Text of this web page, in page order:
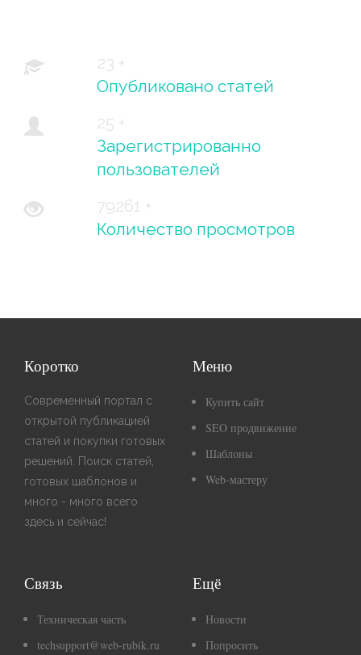
23 +
Опубликовано статей
25 +
Зарегистрированно
пользователей
79261 +
Количество просмотров
Коротко
Современный портал с
открытой публикацией
статей и покупки готовых
решений. Поиск статей,
готовых шаблонов и
много - много всего
здесь и сейчас!
Меню
Купить сайт
SEO продвижение
Шаблоны
Web-мастеру
Связь
Техническая часть
techsupport@web-rubik.ru
Ещё
Новости
Попросить